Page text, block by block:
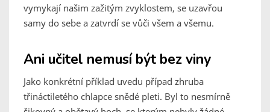
vymykají našim zažitým zvyklostem, se uzavřou
samy do sebe a zatvrdí se vůči všem a všemu.
Ani učitel nemusí být bez viny
Jako konkrétní příklad uvedu případ zhruba
třináctiletého chlapce snědé pleti. Byl to nesmírně